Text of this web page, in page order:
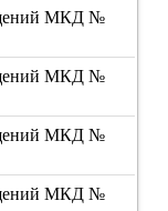
МКД №
МКД №
МКД №
МКД №